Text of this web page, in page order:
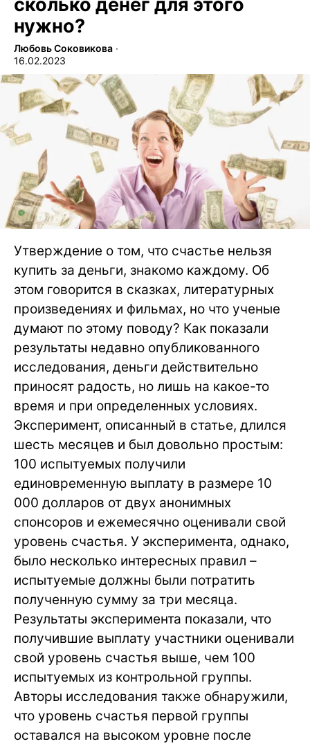
сколько денег для этого
нужно?
Любовь Соковикова ∙
16.02.2023
Утверждение о том, что счастье нельзя
купить за деньги, знакомо каждому. Об
этом говорится в сказках, литературных
произведениях и фильмах, но что ученые
думают по этому поводу? Как показали
результаты недавно опубликованного
исследования, деньги действительно
приносят радость, но лишь на какое-то
время и при определенных условиях.
Эксперимент, описанный в статье, длился
шесть месяцев и был довольно простым:
100 испытуемых получили
единовременную выплату в размере 10
000 долларов от двух анонимных
спонсоров и ежемесячно оценивали свой
уровень счастья. У эксперимента, однако,
было несколько интересных правил –
испытуемые должны были потратить
полученную сумму за три месяца.
Результаты эксперимента показали, что
получившие выплату участники оценивали
свой уровень счастья выше, чем 100
испытуемых из контрольной группы.
Авторы исследования также обнаружили,
что уровень счастья первой группы
оставался на высоком уровне после